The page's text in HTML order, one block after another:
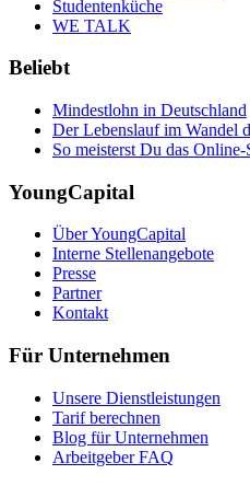
Studentenküche
WE TALK
Beliebt
Mindestlohn in Deutschland
Der Lebenslauf im Wandel
So meisterst Du das Online-
YoungCapital
Über YoungCapital
Interne Stellenangebote
Presse
Partner
Kontakt
Für Unternehmen
Unsere Dienstleistungen
Tarif berechnen
Blog für Unternehmen
Arbeitgeber FAQ